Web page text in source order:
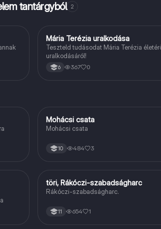
tantárgyból 2
MTörténelem
Mária Terézia uralkodása
Teszteld tudásodat Mária Terézia
uralkodásáról!
6 367 0
Magyar
Mohácsi csata
Mohácsi csata
10 484 3
Töri
töri, Rákóczi-szabadságharc
Rákóczi-szabadságharc.
11 654 1